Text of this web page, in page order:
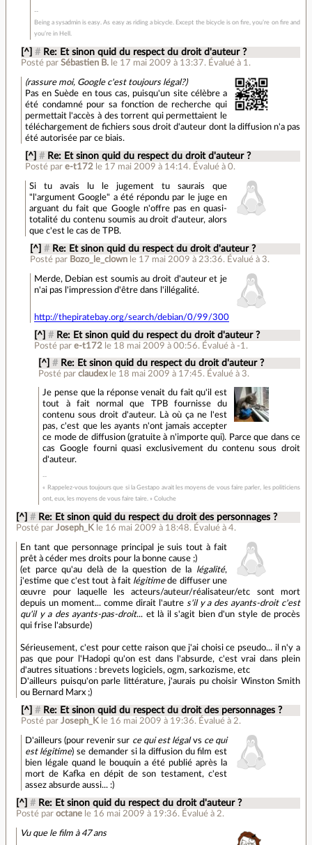
Being a sysadmin is easy. As easy as riding a bicycle. Except the bicycle is on fire, you’re on fire and
you’re in Hell.
[^] # Re: Et sinon quid du respect du droit d'auteur ?
Posté par Sébastien B. le 17 mai 2009 à 13:37. Évalué à 1 .
(rassure moi, Google c'est toujours légal?)
Pas en Suède en tous cas, puisqu'un site célèbre a
été condamné pour sa fonction de recherche qui
permettait l'accès à des torrent qui permettaient le
téléchargement de fichiers sous droit d'auteur dont la diffusion n'a pas
été autorisée par ce biais.
[^] # Re: Et sinon quid du respect du droit d'auteur ?
Posté pare-t172 le 17 mai 2009 à 14:14. Évalué à0.
Si tu avais lu le jugement tu saurais que
"l'argument Google" a été répondu par le juge en
arguant du fait que Google n'offre pas en quasi-
totalité du contenu soumis au droit d'auteur, alors
que c'est le cas de TPB.
[^] # Re: Et sinon quid du respect du droit d'auteur ?
Posté par Bozo_le_clown le 17 mai 2009 à 23:36. Évalué à 3.
Merde, Debian est soumis au droit d'auteur et je
n'ai pas l'impression d'être dans l'illégalité.
http://thepiratebay.org/search/debian/0/99/300
[^] # Re: Et sinon quid du respect du droit d'auteur ?
Posté par e-t172 le 18 mai 2009 à 00:56. Évalué à -1 .
[^] # Re: Et sinon quid du respect du droit d'auteur ?
Posté parclaudex le 18 mai 2009 à 17:45. Évalué à 3.
Je pense que la réponse venait du fait qu'il est
tout à fait normal que TPB fournisse du
contenu sous droit d'auteur. Là où ça ne l'est
pas, c'est que les ayants n'ont jamais accepter
ce mode de diffusion (gratuite à n'importe qui). Parce que dans ce
cas Google fourni quasi exclusivement du contenu sous droit
d'auteur.
« Rappelez-vous toujours que si la Gestapo avait les moyens de vous faire parler, les politiciens
ont, eux, les moyens de vous faire taire. » Coluche
[^] # Re: Et sinon quid du respect du droit des personnages ?
Posté parJoseph_K le 16 mai 2009 à 18:48. Évalué à4.
En tant que personnage principal je suis tout à fait
prêt à céder mes droits pour la bonne cause ;)
(et parce qu'au delà de la question de la légalité,
j'estime que c'est tout à fait légitimede diffuser une
œuvre pour laquelle les acteurs/auteur/réalisateur/etc sont mort
depuis un moment... comme dirait l'autre s'il y a des ayants-droit c'est
qu'il y a des ayants-pas-droit... et là il s'agit bien d'un style de procès
qui frise l'absurde)
Sérieusement, c'est pour cette raison que j'ai choisi ce pseudo... il n'y a
pas que pour l'Hadopi qu'on est dans l'absurde, c'est vrai dans plein
d'autres situations : brevets logiciels, ogm, sarkozisme, etc
D'ailleurs puisqu'on parle littérature, j'aurais pu choisir Winston Smith
ou Bernard Marx ;)
[^] # Re: Et sinon quid du respect du droit des personnages ?
Posté par Joseph_K le 16 mai 2009 à 19:36. Évalué à 2.
D'ailleurs (pour revenir sur ce qui est légalvs ce qui
est légitime) se demander si la diffusion du film est
bien légale quand le bouquin a été publié après la
mort de Kafka en dépit de son testament, c'est
assez absurde aussi... :)
[^] # Re: Et sinon quid du respect du droit d'auteur ?
Posté paroctane le 16 mai 2009 à 19:36. Évalué à 2.
Vu que le film à 47 ans